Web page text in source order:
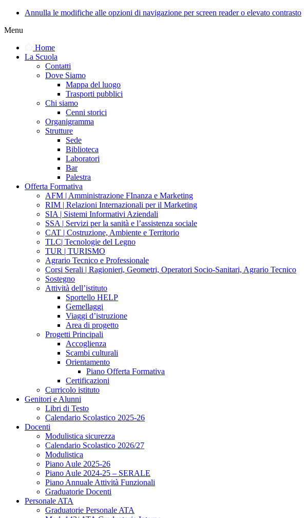
Annulla le modifiche alle opzioni di navigazione per screen reader o elevato contrasto
Menu
Home
La Scuola
Contatti
Dove Siamo
Mappa del luogo
Trasporti pubblici
Chi siamo
Cenni storici
Organigramma
Strutture
Sede
Biblioteca
Laboratori
Bar
Palestra
Offerta Formativa
AFM | Amministrazione FInanza e Marketing
RIM | Relazioni Internazionali per il Marketing
SIA | Sistemi Informativi Aziendali
SSA | Servizi per la sanità e l’assistenza sociale
CAT | Costruzione, Ambiente e Territorio
TLC| Tecnologie del Legno
TUR | TURISMO
Agrario Tecnico e Professionale
Corsi Serali | Ragionieri, Geometri, Operatori Socio-Sanitari, Agrario Tecnico
Sostegno
Attività dell’istituto
Sportello HELP
Gemellaggi
Viaggi d’istruzione
Area di progetto
Progetti Principali
Accoglienza
Scambi culturali
Orientamento
Piano Offerta Formativa
Certificazioni
Curricolo istituto
Genitori e Alunni
Libri di Testo
Calendario Scolastico 2025-26
Docenti
Modulistica sicurezza
Calendario Scolastico 2026/27
Modulistica
Piano Aule 2025-26
Piano Aule 2024-25 – SERALE
Piano Annuale Attività Funzionali
Graduatorie Docenti
Personale ATA
Graduatorie Personale ATA